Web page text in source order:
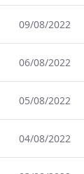
09/08/2022
06/08/2022
05/08/2022
04/08/2022